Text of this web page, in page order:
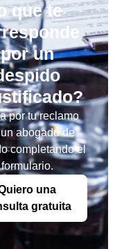
que te
por un
por tu reclamo
abogado de
completando el
formulario.
una
gratuita